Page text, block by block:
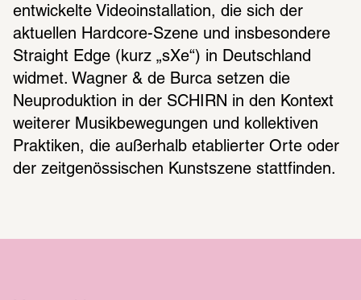
entwickelte Videoinstallation, die sich der
aktuellen Hardcore-Szene und insbesondere
Straight Edge (kurz „sXe“) in Deutschland
widmet. Wagner & de Burca setzen die
Neuproduktion in der SCHIRN in den Kontext
weiterer Musikbewegungen und kollektiven
Praktiken, die außerhalb etablierter Orte oder
der zeitgenössischen Kunstszene stattfinden.